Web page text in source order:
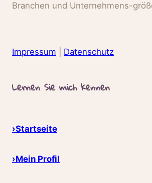
Branchen und Unternehmens-
Impressum Datenschutz
Lernen Sie mich kennen
›Startseite
›Mein Profil